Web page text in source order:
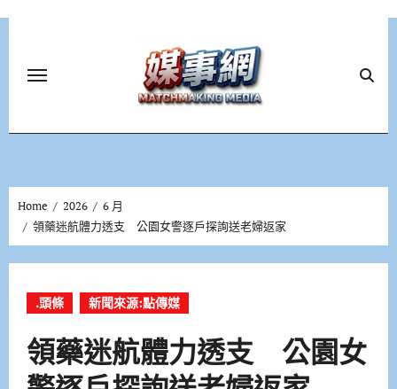
Home 2026
6 月
領藥迷航體力透支 公園女警逐戶探詢送老婦返家
.頭條 新聞來源:點傳媒
領藥迷航體力透支 公園女